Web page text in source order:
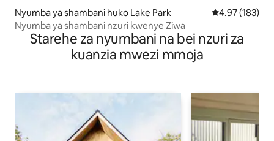
Nyumba ya shambani huko Lake Park Ukadiriaji wa
4.97 (183)
Nyumba ya shambani nzuri kwenye Ziwa
Starehe za nyumbani na bei nzuri za
kuanzia mwezi mmoja